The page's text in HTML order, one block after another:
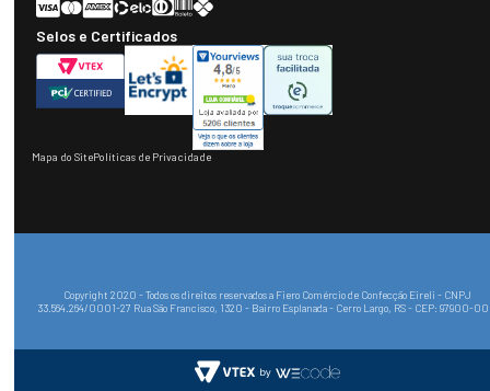
Selos e Certificados
Mapa do SitePolíticas de Privacidade
Copyright 2020 - Todos os direitos reservados a Fiero Comércio de Confecção Eireli - CNPJ
33.564.264/0001-27 Rua São Francisco, 1320 - Bairro Esplanada - Cerro Largo, RS - CEP: 97900-